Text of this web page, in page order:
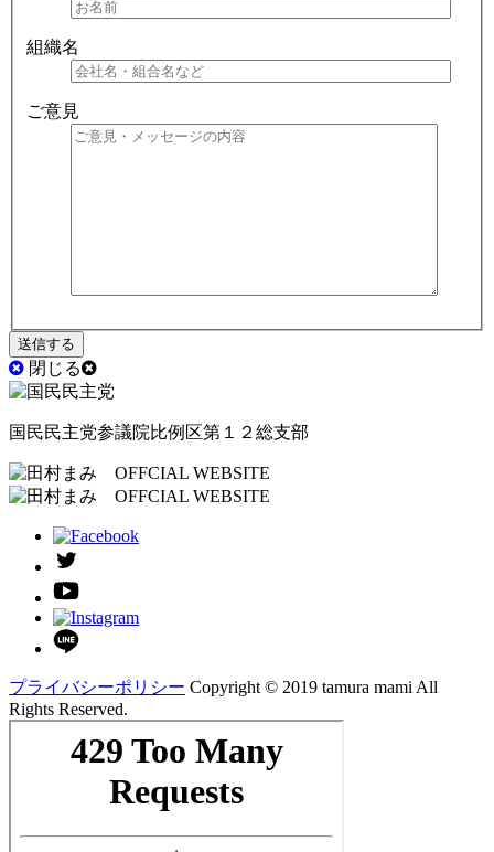
組織名
ご意見
閉じる
国民民主党参議院比例区第１２総支部
プライバシーポリシー Copyright ©︎ 2019 tamura mami All
Rights Reserved.